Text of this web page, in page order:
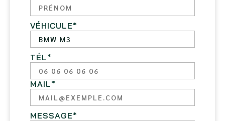
VÉHICULE*
TÉL*
MAIL*
MESSAGE*